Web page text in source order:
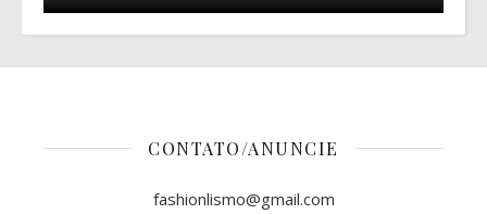
CONTATO/ANUNCIE
fashionlismo@gmail.com